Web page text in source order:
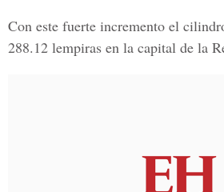
Con este fuerte incremento el
288.12 lempiras en la capital de la